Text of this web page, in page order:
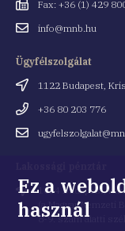
Fax
Fax: +36 (1) 429
Emailinfo@mnb.hu
Ügyfélszolgálat
Cím
1122 Budapest,
Telefonszám
+36 80 203 776
Email
Cím 1054 Budapest,
(a Magyar Nemzeti
8-9. szám alatti
Ez a
használ